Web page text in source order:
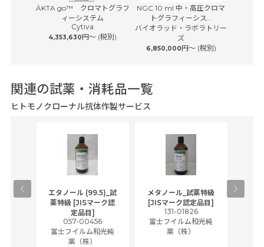
ÄKTA go™ クロマトグラフ
ィーシステム
Cytiva
4,353,630円〜 (税別)
NGC 10 ml 中・高圧クロマ
トグラフィーシス...
バイオラッド・ラボラトリー
ズ
6,850,000円〜 (税別)
関連の試薬・消耗品一覧
ヒトモノクローナル抗体作製サービス
エタノール (99.5)_試
薬特級 [JISマーク認
定品目]
057-00456
富士フイルム和光純
薬（株）
メタノール_試薬特級
[JISマーク認定品目]
131-01826
富士フイルム和光純
薬（株）